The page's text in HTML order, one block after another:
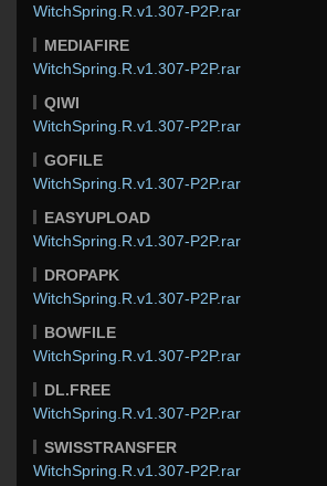
WitchSpring.R.v1.307-P2P.rar
MEDIAFIRE
WitchSpring.R.v1.307-P2P.rar
QIWI
WitchSpring.R.v1.307-P2P.rar
GOFILE
WitchSpring.R.v1.307-P2P.rar
EASYUPLOAD
WitchSpring.R.v1.307-P2P.rar
DROPAPK
WitchSpring.R.v1.307-P2P.rar
BOWFILE
WitchSpring.R.v1.307-P2P.rar
DL.FREE
WitchSpring.R.v1.307-P2P.rar
SWISSTRANSFER
WitchSpring.R.v1.307-P2P.rar